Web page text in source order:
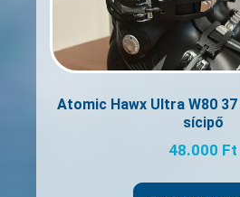
Atomic Hawx Ultra W80
sícipő
48.000 Ft